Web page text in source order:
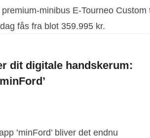
dit digitale handskerum:
’minFord’ bliver det endnu